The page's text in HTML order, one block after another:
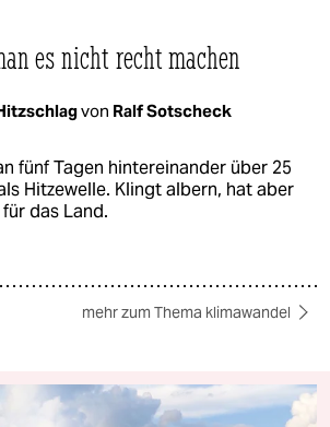
es nicht recht machen
von Ralf Sotscheck
fünf Tagen hintereinander über 25
Hitzewelle. Klingt albern, hat aber
das Land.
mehr zum Thema klimawandel